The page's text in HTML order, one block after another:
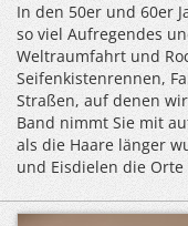
In den 50er und 60er
so viel Aufregendes
Weltraumfahrt und
Seifenkistenrennen,
Straßen, auf denen
Band nimmt Sie mit
als die Haare länger
und Eisdielen die